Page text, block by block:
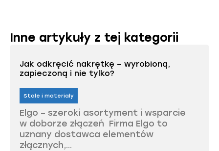
Inne artykuły z tej kategorii
Jak odkręcić nakrętkę – wyrobioną,
zapieczoną i nie tylko?
Stale i materiały
Elgo – szeroki asortyment i wsparcie
w doborze złączeń Firma Elgo to
uznany dostawca elementów
złącznych,...